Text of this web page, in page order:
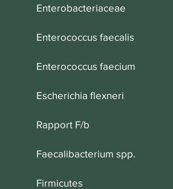
Enterobacteriaceae
Enterococcus faecalis
Enterococcus faecium
Escherichia flexneri
Rapport F/b
Faecalibacterium spp.
Firmicutes